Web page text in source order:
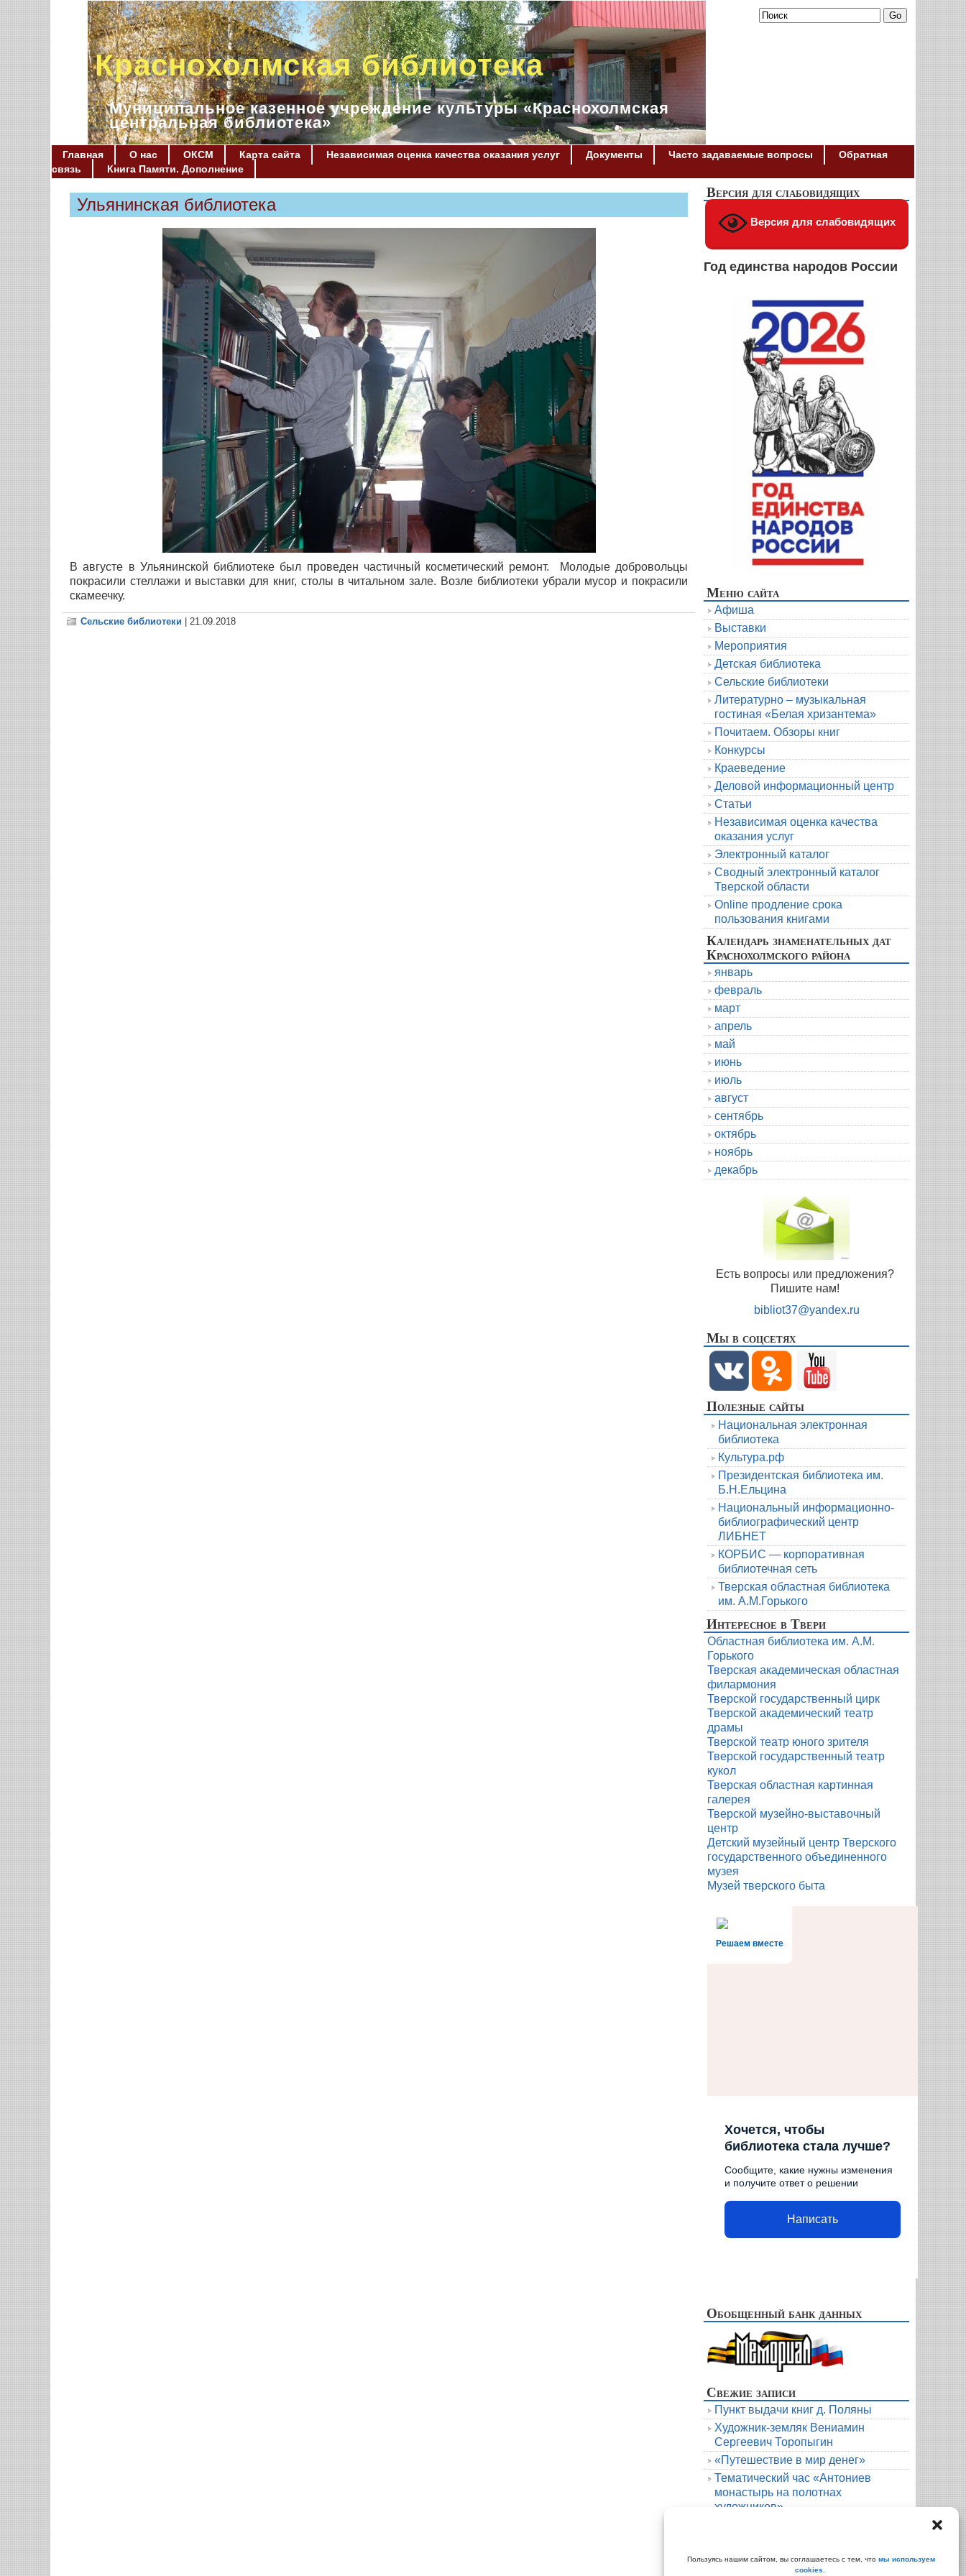
Пользуясь нашим сайтом, вы соглашаетесь с тем, что мы используем
cookies
Краснохолмская библиотека
Муниципальное казенное учреждение культуры «Краснохолмская
центральная библиотека»
Главная О нас ОКСМ Карта сайта Независимая оценка качества оказания услуг Документы Часто задаваемые вопросы
Обратная
связь
Книга Памяти. Дополнение
Ульянинская библиотека
В августе в Ульянинской библиотеке был проведен частичный косметический ремонт. Молодые добровольцы
покрасили стеллажи и выставки для книг, столы в читальном зале. Возле библиотеки убрали мусор и покрасили
скамеечку.
Сельские библиотеки | 21.09.2018
Версия для слабовидящих
Версия для слабовидящих
Год единства народов России
Меню сайта
Афиша
Выставки
Мероприятия
Детская библиотека
Сельские библиотеки
Литературно – музыкальная
гостиная «Белая хризантема»
Почитаем. Обзоры книг
Конкурсы
Краеведение
Деловой информационный центр
Статьи
Независимая оценка качества
оказания услуг
Электронный каталог
Сводный электронный каталог
Тверской области
Online продление срока
пользования книгами
Календарь знаменательных дат
Краснохолмского района
январь
февраль
март
апрель
май
июнь
июль
август
сентябрь
октябрь
ноябрь
декабрь
Есть вопросы или предложения?
Пишите нам!
bibliot37@yandex.ru
Мы в соцсетях
Полезные сайты
Национальная электронная
библиотека
Культура.рф
Президентская библиотека им.
Б.Н.Ельцина
Национальный информационно-
библиографический центр
ЛИБНЕТ
КОРБИС — корпоративная
библиотечная сеть
Тверская областная библиотека
им. А.М.Горького
Интересное в Твери
Областная библиотека им. А.М.
Горького
Тверская академическая областная
филармония
Тверской государственный цирк
Тверской академический театр
драмы
Тверской театр юного зрителя
Тверской государственный театр
кукол
Тверская областная картинная
галерея
Тверской музейно-выставочный
центр
Детский музейный центр Тверского
государственного объединенного
музея
Музей тверского быта
Решаем вместе
Хочется, чтобы
библиотека стала лучше?
Сообщите, какие нужны изменения
и получите ответ о решении
Написать
Обобщенный банк данных
Свежие записи
Пункт выдачи книг д. Поляны
Художник-земляк Вениамин
Сергеевич Торопыгин
«Путешествие в мир денег»
Тематический час «Антониев
монастырь на полотнах
художников»
Архивы